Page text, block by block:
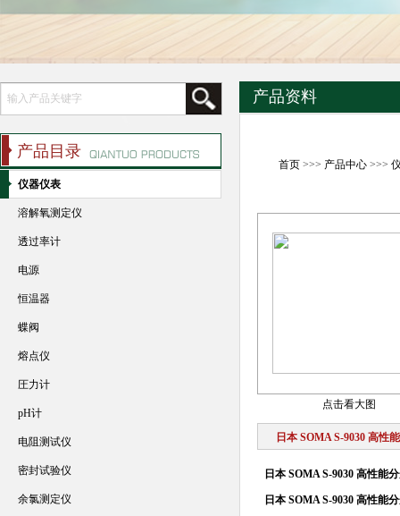
产品资料
首页>>> 产品中心>>>
点击看大图
日本 SOMA S-9030 高性
日本 SOMA S-9030 高性能
日本 SOMA S-9030 高性能
产品目录
仪器仪表
溶解氧测定仪
透过率计
电源
恒温器
蝶阀
熔点仪
圧力计
pH计
电阻测试仪
密封试验仪
余氯测定仪